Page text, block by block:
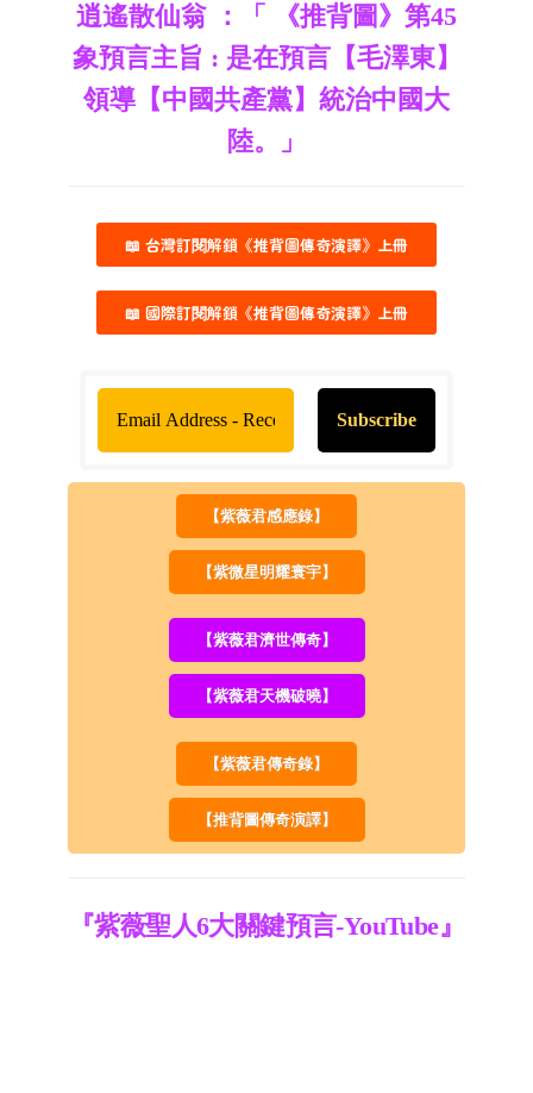
逍遙散仙翁 ：「 《推背圖》第45
象預言主旨 : 是在預言【毛澤東】
領導【中國共產黨】統治中國大
陸。」
📖 台灣訂閱解鎖《推背圖傳奇演譯》上冊
📖 國際訂閱解鎖《推背圖傳奇演譯》上冊
【紫薇君感應錄】
【紫微星明耀寰宇】
【紫薇君濟世傳奇】
【紫薇君天機破曉】
【紫薇君傳奇錄】
【推背圖傳奇演譯】
『紫薇聖人6大關鍵預言-YouTube』